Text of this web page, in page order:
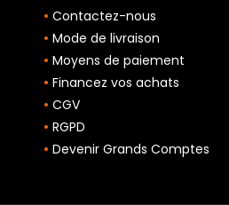
Contactez-nous
Mode de livraison
Moyens de paiement
Financez vos achats
CGV
RGPD
Devenir Grands Comptes